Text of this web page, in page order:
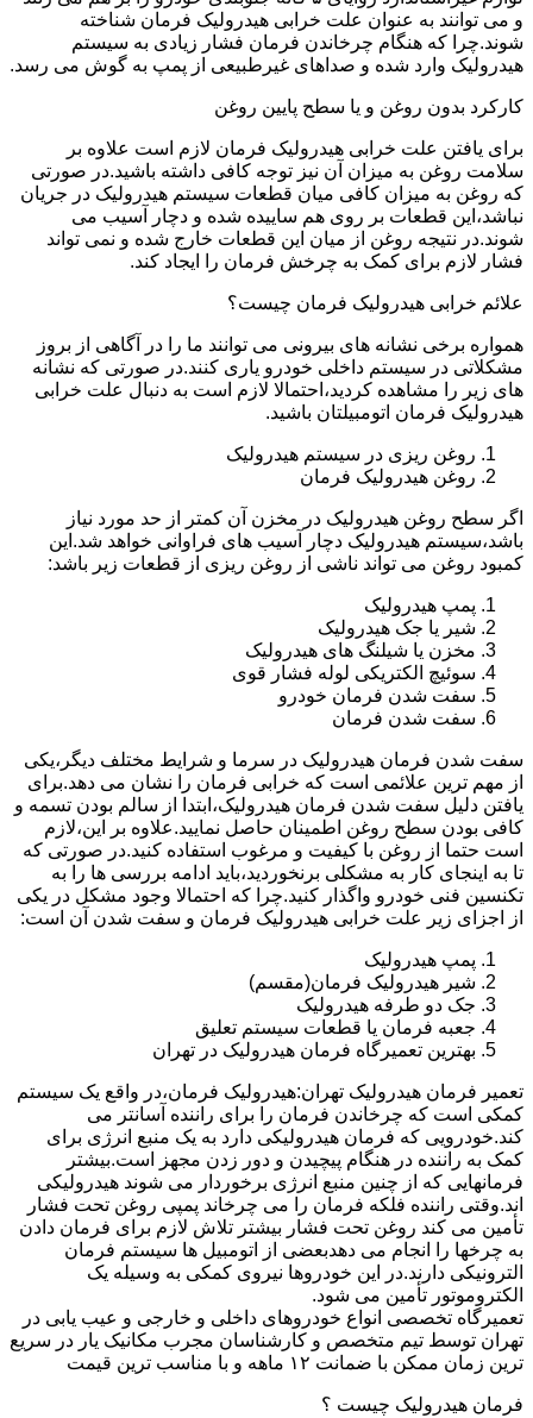
و می توانند به عنوان علت خرابی هیدرولیک فرمان شناخته
شوند.چرا که هنگام چرخاندن فرمان فشار زیادی به سیستم
هیدرولیک وارد شده و صداهای غیرطبیعی از پمپ به گوش می رسد.
کارکرد بدون روغن و یا سطح پایین روغن
برای یافتن علت خرابی هیدرولیک فرمان لازم است علاوه بر
سلامت روغن به میزان آن نیز توجه کافی داشته باشید.در صورتی
که روغن به میزان کافی میان قطعات سیستم هیدرولیک در جریان
نباشد،این قطعات بر روی هم ساییده شده و دچار آسیب می
شوند.در نتیجه روغن از میان این قطعات خارج شده و نمی تواند
فشار لازم برای کمک به چرخش فرمان را ایجاد کند.
علائم خرابی هیدرولیک فرمان چیست؟
همواره برخی نشانه های بیرونی می توانند ما را در آگاهی از بروز
مشکلاتی در سیستم داخلی خودرو یاری کنند.در صورتی که نشانه
های زیر را مشاهده کردید،احتمالا لازم است به دنبال علت خرابی
هیدرولیک فرمان اتومبیلتان باشید.
روغن ریزی در سیستم هیدرولیک
روغن هیدرولیک فرمان
اگر سطح روغن هیدرولیک در مخزن آن کمتر از حد مورد نیاز
باشد،سیستم هیدرولیک دچار آسیب های فراوانی خواهد شد.این
کمبود روغن می تواند ناشی از روغن ریزی از قطعات زیر باشد:
پمپ هیدرولیک
شیر یا جک هیدرولیک
مخزن یا شیلنگ های هیدرولیک
سوئیچ الکتریکی لوله فشار قوی
سفت شدن فرمان خودرو
سفت شدن فرمان
سفت شدن فرمان هیدرولیک در سرما و شرایط مختلف دیگر،یکی
از مهم ترین علائمی است که خرابی فرمان را نشان می دهد.برای
یافتن دلیل سفت شدن فرمان هیدرولیک،ابتدا از سالم بودن تسمه و
کافی بودن سطح روغن اطمینان حاصل نمایید.علاوه بر این،لازم
است حتما از روغن با کیفیت و مرغوب استفاده کنید.در صورتی که
تا به اینجای کار به مشکلی برنخوردید،باید ادامه بررسی ها را به
تکنسین فنی خودرو واگذار کنید.چرا که احتمالا وجود مشکل در یکی
از اجزای زیر علت خرابی هیدرولیک فرمان و سفت شدن آن است:
پمپ هیدرولیک
شیر هیدرولیک فرمان(مقسم)
جک دو طرفه هیدرولیک
جعبه فرمان یا قطعات سیستم تعلیق
بهترین تعمیرگاه فرمان هیدرولیک در تهران
تعمیر فرمان هیدرولیک تهران:هیدرولیک فرمان،در واقع یک سیستم
کمکی است که چرخاندن فرمان را برای راننده آسانتر می
کند.خودرویی که فرمان هیدرولیکی دارد به یک منبع انرژی برای
کمک به راننده در هنگام پیچیدن و دور زدن مجهز است.بیشتر
فرمانهایی که از چنین منبع انرژی برخوردار می شوند هیدرولیکی
اند.وقتی راننده فلکه فرمان را می چرخاند پمپی روغن تحت فشار
تأمین می کند روغن تحت فشار بیشتر تلاش لازم برای فرمان دادن
به چرخها را انجام می دهدبعضی از اتومبیل ها سیستم فرمان
الترونیکی دارند.در این خودروها نیروی کمکی به وسیله یک
الکتروموتور تأمین می شود.
تعمیرگاه تخصصی انواع خودروهای داخلی و خارجی و عیب یابی در
تهران توسط تیم متخصص و کارشناسان مجرب مکانیک یار در سریع
ترین زمان ممکن با ضمانت ۱۲ ماهه و با مناسب ترین قیمت
فرمان هیدرولیک چیست ؟